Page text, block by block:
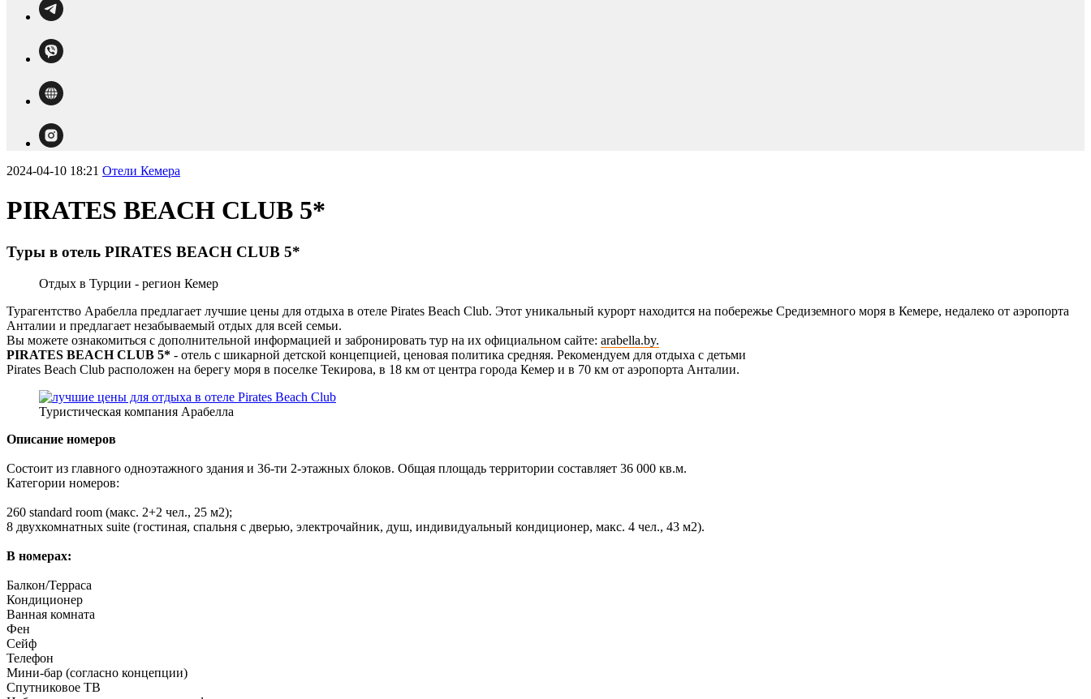
2024-04-10 18:21 Отели Кемера
PIRATES BEACH CLUB 5*
Туры в отель PIRATES BEACH CLUB 5*
Отдых в Турции - регион Кемер
Турагентство Арабелла предлагает лучшие цены для отдыха в отеле Pirates Beach Club. Этот уникальный курорт находится на побережье Средиземного моря в Кемере, недалеко от аэропорта
Анталии и предлагает незабываемый отдых для всей семьи.
Вы можете ознакомиться с дополнительной информацией и забронировать тур на их официальном сайте: arabella.by.
PIRATES BEACH CLUB 5* - отель с шикарной детской концепцией, ценовая политика средняя. Рекомендуем для отдыха с детьми
Pirates Beach Club расположен на берегу моря в поселке Текирова, в 18 км от центра города Кемер и в 70 км от аэропорта Анталии.
Туристическая компания Арабелла
Описание номеров
Состоит из главного одноэтажного здания и 36-ти 2-этажных блоков. Общая площадь территории составляет 36 000 кв.м.
Категории номеров:
260 standard room (макс. 2+2 чел., 25 м2);
8 двухкомнатных suite (гостиная, спальня с дверью, электрочайник, душ, индивидуальный кондиционер, макс. 4 чел., 43 м2).
В номерах:
Балкон/Терраса
Кондиционер
Ванная комната
Фен
Сейф
Телефон
Мини-бар (согласно концепции)
Спутниковое ТВ